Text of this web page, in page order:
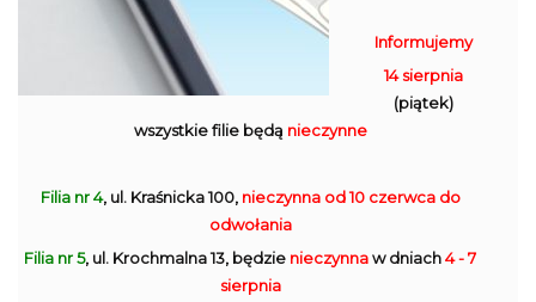
Informujemy
14 sierpnia
(piątek)
wszystkie filie będą nieczynne
Filia nr 4, ul. Kraśnicka 100, nieczynna od 10 czerwca do
odwołania
Filia nr 5, ul. Krochmalna 13, będzie nieczynnaw dniach4 - 7
sierpnia